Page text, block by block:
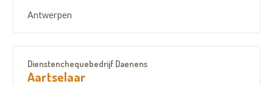
Antwerpen
Dienstenchequebedrijf Daenens
Aartselaar